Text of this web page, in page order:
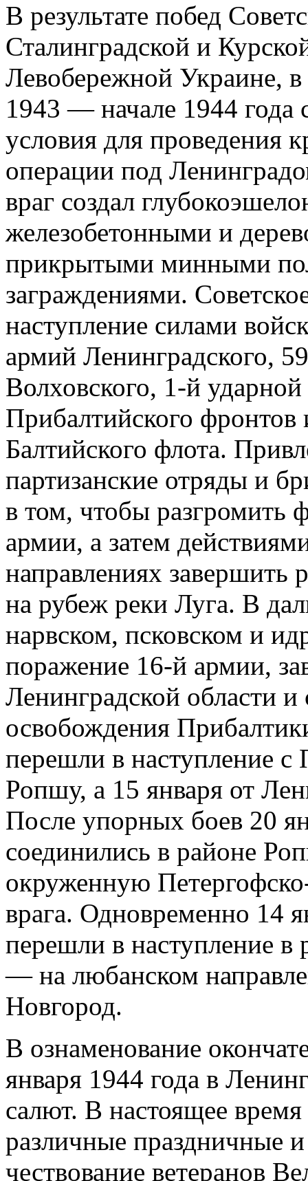
В результате побед
Сталинградской и
Левобережной Украине,
1943 — начале 1944 года
условия для проведения
операции под
враг создал
железобетонными и
прикрытыми минными
заграждениями.
наступление силами
армий Ленинградского,
Волховского, 1-й
Прибалтийского фронтов
Балтийского флота.
партизанские отряды и
в том, чтобы разгромить
армии, а затем
направлениях завершить
на рубеж реки Луга. В
нарвском, псковском и
поражение 16-й армии,
Ленинградской области и
освобождения
перешли в наступление
Ропшу, а 15 января от
После упорных боев 20
соединились в районе
окруженную
врага. Одновременно 14
перешли в наступление в
— на любанском
Новгород.
В ознаменование
января 1944 года в
салют. В настоящее время
различные праздничные
чествование ветеранов